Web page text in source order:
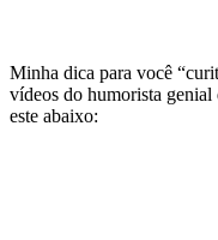
Minha dica para você
vídeos do humorista genial
este abaixo: